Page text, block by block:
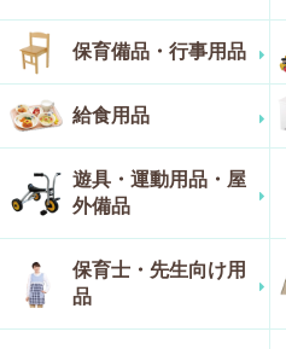
保育備品・行事用品
給食用品
遊具・運動用品・屋
外備品
保育士・先生向け用
品